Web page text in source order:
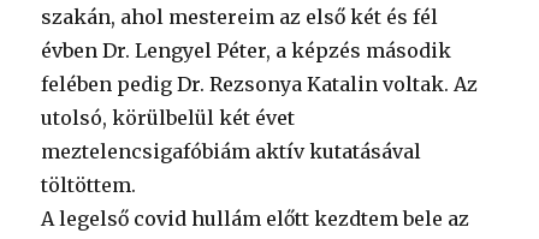
szakán, ahol mestereim az első két és fél
évben Dr. Lengyel Péter, a képzés második
felében pedig Dr. Rezsonya Katalin voltak. Az
utolsó, körülbelül két évet
meztelencsigafóbiám aktív kutatásával
töltöttem.
A legelső covid hullám előtt kezdtem bele az